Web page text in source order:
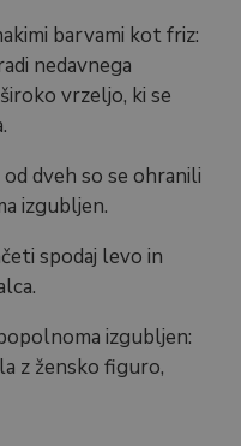
barvami kot friz:
nedavnega
vrzeljo, ki se
dveh so se ohranili
izgubljen.
spodaj levo in
izgubljen:
z žensko figuro,